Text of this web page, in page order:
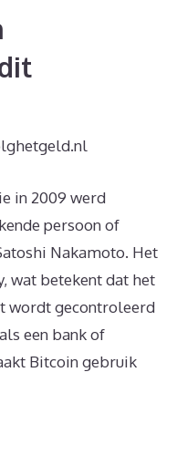
in 2009 werd
persoon of
Nakamoto. Het
wat betekent dat het
wordt gecontroleerd
een bank of
Bitcoin gebruik